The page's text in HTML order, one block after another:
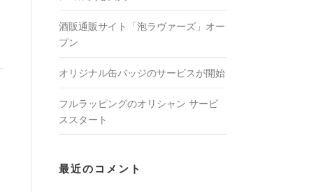
酒販通販サイト「泡ラヴァーズ」オー
プン
オリジナル缶バッジのサービスが開始
フルラッピングのオリシャン サービ
ススタート
最近のコメント